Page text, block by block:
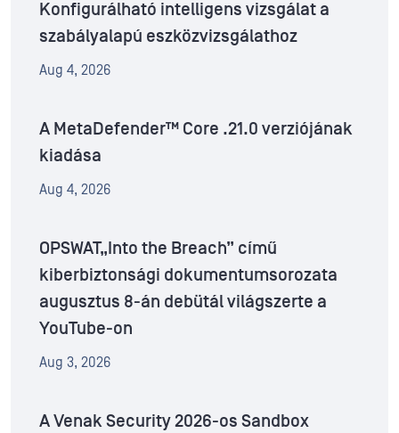
Konfigurálható intelligens vizsgálat a
szabályalapú eszközvizsgálathoz
Aug 4, 2026
A MetaDefender™ Core .21.0 verziójának
kiadása
Aug 4, 2026
OPSWAT„Into the Breach” című
kiberbiztonsági dokumentumsorozata
augusztus 8-án debütál világszerte a
YouTube-on
Aug 3, 2026
A Venak Security 2026-os Sandbox